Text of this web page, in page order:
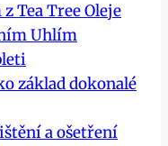
Tea Tree Oleje
Uhlím
základ dokonalé
a ošetření